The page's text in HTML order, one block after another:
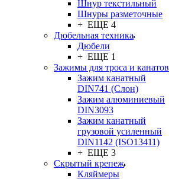
Шнур текстильный
Шнуры разметочные
+ ЕЩЕ 4
Дюбельная техника
Дюбели
+ ЕЩЕ 1
Зажимы для троса и канатов
Зажим канатный
DIN741 (Cлон)
Зажим алюминиевый
DIN3093
Зажим канатный
грузовой усиленный
DIN1142 (ISO13411)
+ ЕЩЕ 3
Скрытый крепеж
Кляймеры